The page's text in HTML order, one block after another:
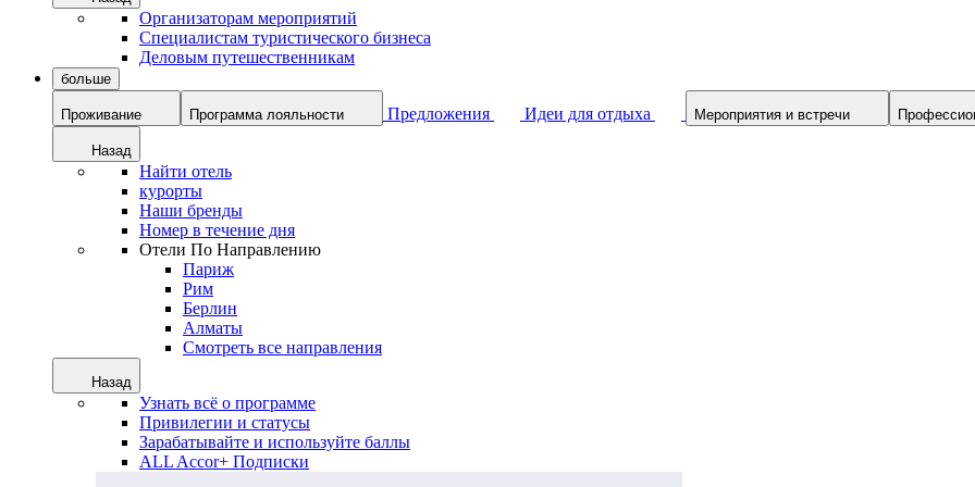
Организаторам мероприятий
Специалистам туристического бизнеса
Деловым путешественникам
больше
Проживание Программа лояльности Предложения Идеи для отдыха Мероприятия и встречи
Назад
Найти отель
курорты
Наши бренды
Номер в течение дня
Отели По Направлению
Париж
Рим
Берлин
Алматы
Смотреть все направления
Назад
Узнать всё о программе
Привилегии и статусы
Зарабатывайте и используйте баллы
ALL Accor+ Подписки